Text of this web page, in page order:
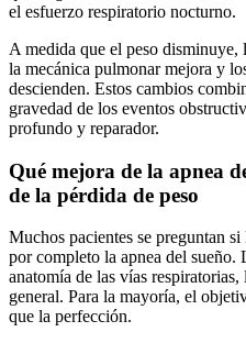
el esfuerzo respiratorio nocturno.
A medida que el peso disminuye,
la mecánica pulmonar mejora y
descienden. Estos cambios
gravedad de los eventos
profundo y reparador.
Qué mejora de la apnea
de la pérdida de peso
Muchos pacientes se preguntan
por completo la apnea del sueño.
anatomía de las vías
general. Para la mayoría, el
que la perfección.